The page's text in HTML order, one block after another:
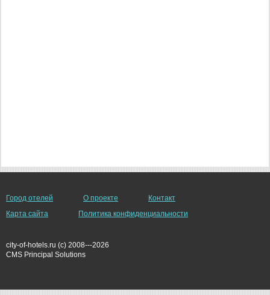
Город отелей О проекте
Контакт
Карта сайта
Политика конфиденциальности
city-of-hotels.ru (c) 2008---2026
СMS Principal Solutions